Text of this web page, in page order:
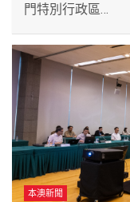
門特別行政區…
本澳新聞